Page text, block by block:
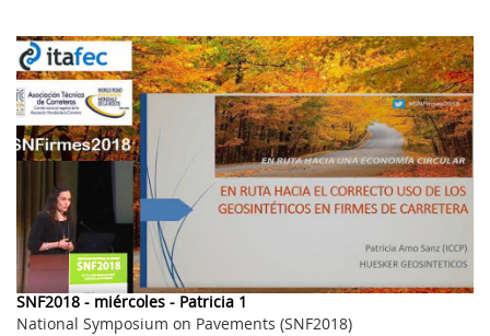
RECOMENDADO
SNF2018 - miércoles - Patricia 1
National Symposium on Pavements (SNF2018)